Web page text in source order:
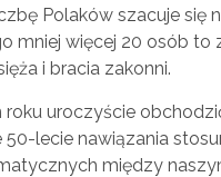
Polaków szacuje się
mniej więcej 20 osób to
i bracia zakonni.
roku uroczyście
50-lecie nawiązania
między